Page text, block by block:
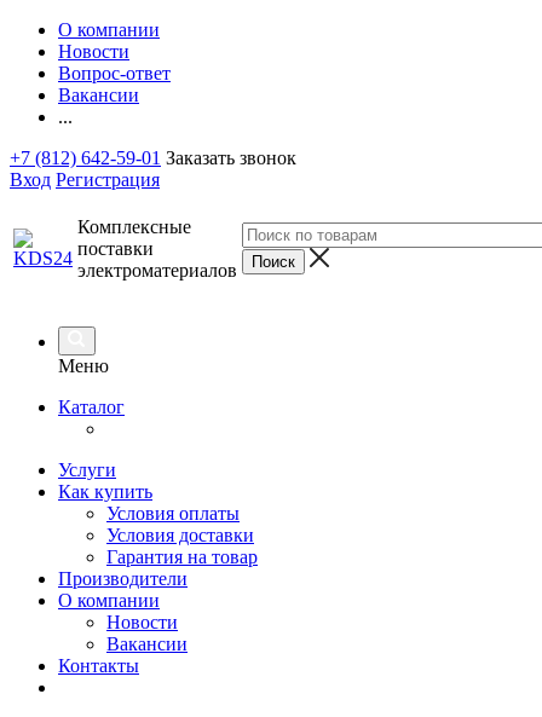
О компании
Новости
Вопрос-ответ
Вакансии
...
+7 (812) 642-59-01 Заказать звонок
Вход Регистрация
Комплексные
поставки
электроматериалов
Меню
Каталог
Услуги
Как купить
Условия оплаты
Условия доставки
Гарантия на товар
Производители
О компании
Новости
Вакансии
Контакты